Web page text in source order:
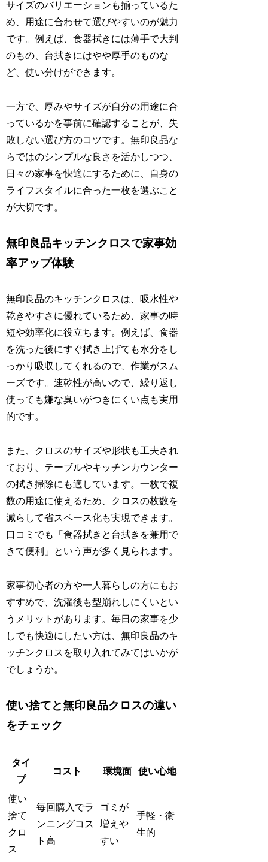
サイズのバリエーションも揃っているた
め、用途に合わせて選びやすいのが魅力
です。例えば、食器拭きには薄手で大判
のもの、台拭きにはやや厚手のものな
ど、使い分けができます。
一方で、厚みやサイズが自分の用途に合
っているかを事前に確認することが、失
敗しない選び方のコツです。無印良品な
らではのシンプルな良さを活かしつつ、
日々の家事を快適にするために、自身の
ライフスタイルに合った一枚を選ぶこと
が大切です。
無印良品キッチンクロスで家事効
率アップ体験
無印良品のキッチンクロスは、吸水性や
乾きやすさに優れているため、家事の時
短や効率化に役立ちます。例えば、食器
を洗った後にすぐ拭き上げても水分をし
っかり吸収してくれるので、作業がスム
ーズです。速乾性が高いので、繰り返し
使っても嫌な臭いがつきにくい点も実用
的です。
また、クロスのサイズや形状も工夫され
ており、テーブルやキッチンカウンター
の拭き掃除にも適しています。一枚で複
数の用途に使えるため、クロスの枚数を
減らして省スペース化も実現できます。
口コミでも「食器拭きと台拭きを兼用で
きて便利」という声が多く見られます。
家事初心者の方や一人暮らしの方にもお
すすめで、洗濯後も型崩れしにくいとい
うメリットがあります。毎日の家事を少
しでも快適にしたい方は、無印良品のキ
ッチンクロスを取り入れてみてはいかが
でしょうか。
使い捨てと無印良品クロスの違い
をチェック
タイ
プ
コスト 環境面 使い心地
使い
捨て
クロ
ス
毎回購入でラ
ンニングコス
ト高
ゴミが
増えや
すい
手軽・衛
生的